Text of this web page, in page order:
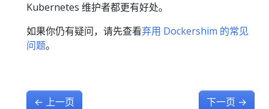
Kubernetes 维护者都更有好处。
如果你仍有疑问，请先查看弃用 Dockershim 的常见
问题。
← 上一页 下一页 →